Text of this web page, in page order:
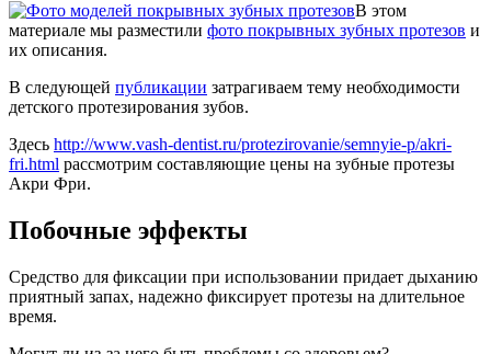
В этом
материале мы разместили фото покрывных зубных протезов и
их описания.
В следующей публикации затрагиваем тему необходимости
детского протезирования зубов.
Здесь http://www.vash-dentist.ru/protezirovanie/semnyie-p/akri-
fri.html рассмотрим составляющие цены на зубные протезы
Акри Фри.
Побочные эффекты
Средство для фиксации при использовании придает дыханию
приятный запах, надежно фиксирует протезы на длительное
время.